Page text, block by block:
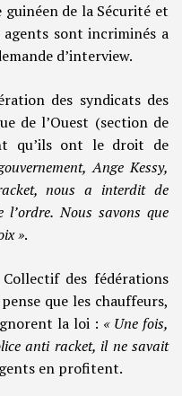
guinéen de la Sécurité et
sont incriminés a
d’interview.
des syndicats des
de l’Ouest (section de
qu’ils ont le droit de
Ange Kessy,
nous a interdit de
Nous savons que
».
des fédérations
que les chauffeurs,
la loi : « Une fois,
anti racket, il ne savait
en profitent.